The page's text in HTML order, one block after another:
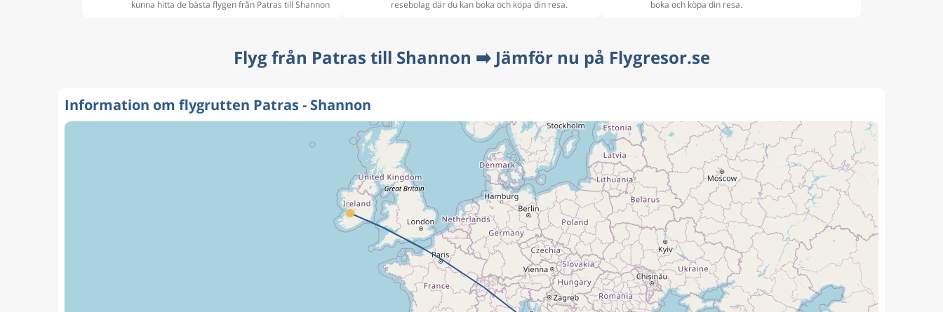
kunna hitta de bästa flygen från Patras till Shannon
resebolag där du kan boka och köpa din resa.
boka och köpa din resa.
Flyg från Patras till Shannon ➡️ Jämför nu på Flygresor.se
Information om flygrutten Patras - Shannon